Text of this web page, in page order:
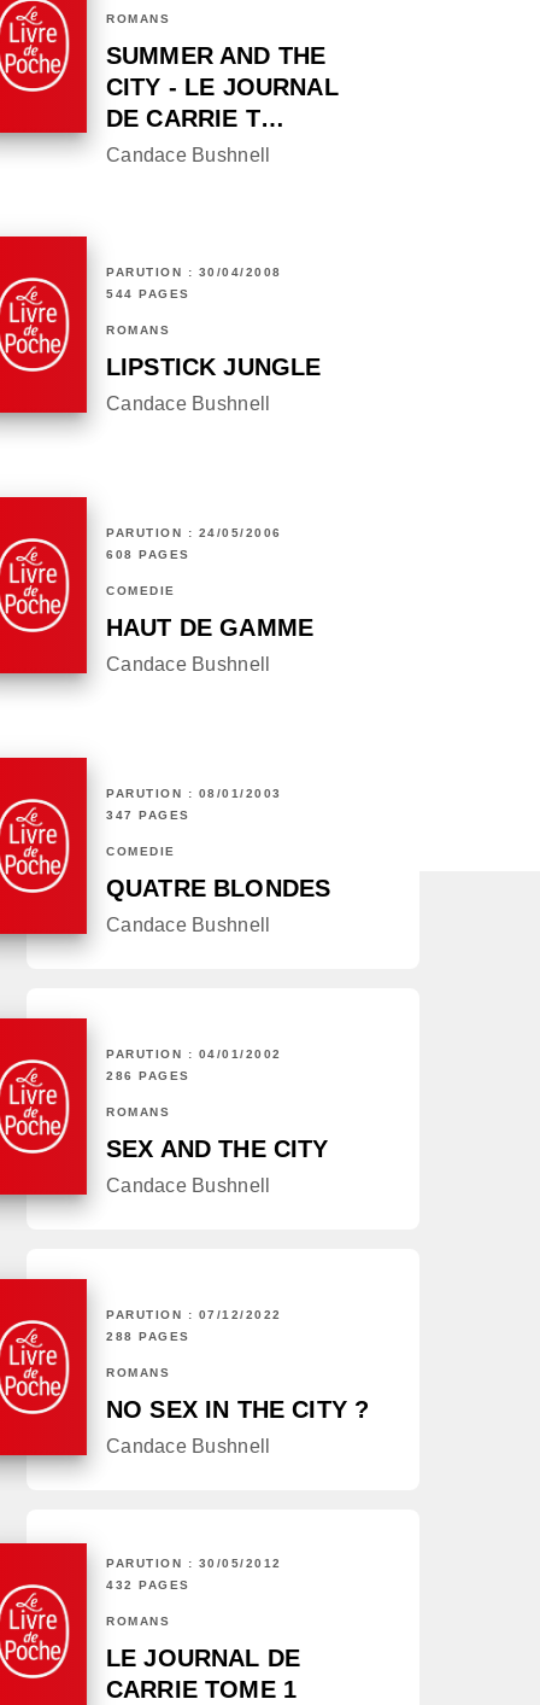
ROMANS
SUMMER AND THE
CITY - LE JOURNAL
DE CARRIE T…
Candace Bushnell
PARUTION : 30/04/2008
544 PAGES
ROMANS
LIPSTICK JUNGLE
Candace Bushnell
PARUTION : 24/05/2006
608 PAGES
COMÉDIE
HAUT DE GAMME
Candace Bushnell
PARUTION : 08/01/2003
347 PAGES
COMÉDIE
QUATRE BLONDES
Candace Bushnell
PARUTION : 04/01/2002
286 PAGES
ROMANS
SEX AND THE CITY
Candace Bushnell
PARUTION : 07/12/2022
288 PAGES
ROMANS
NO SEX IN THE CITY ?
Candace Bushnell
PARUTION : 30/05/2012
432 PAGES
ROMANS
LE JOURNAL DE
CARRIE TOME 1